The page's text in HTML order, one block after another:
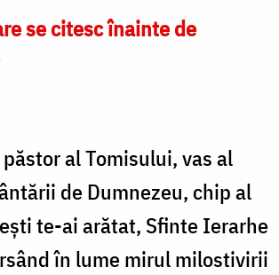
se citesc înainte de
al Tomisului, vas al
de Dumnezeu, chip al
te-ai arătat, Sfinte Ierarhe
în lume mirul milostivirii